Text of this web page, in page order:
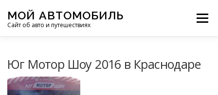
содержимому
МОЙ АВТОМОБИЛЬ
Сайт об авто и путешествиях
Меню
МОТОЦИКЛЫ ЭТО ИНТЕРЕСНО
Юг Мотор Шоу 2016 в Краснодаре